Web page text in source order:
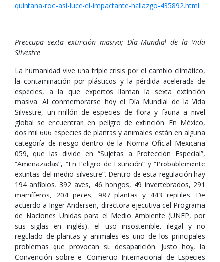
quintana-roo-asi-luce-el-impactante-hallazgo-485892.html
Preocupa sexta extinción masiva; Día Mundial de la Vida
Silvestre
La humanidad vive una triple crisis por el cambio climático,
la contaminación por plásticos y la pérdida acelerada de
especies, a la que expertos llaman la sexta extinción
masiva. Al conmemorarse hoy el Día Mundial de la Vida
Silvestre, un millón de especies de flora y fauna a nivel
global se encuentran en peligro de extinción. En México,
dos mil 606 especies de plantas y animales están en alguna
categoría de riesgo dentro de la Norma Oficial Mexicana
059, que las divide en “Sujetas a Protección Especial”,
“Amenazadas”, “En Peligro de Extinción” y “Probablemente
extintas del medio silvestre”. Dentro de esta regulación hay
194 anfibios, 392 aves, 46 hongos, 49 invertebrados, 291
mamíferos, 204 peces, 987 plantas y 443 reptiles. De
acuerdo a Inger Andersen, directora ejecutiva del Programa
de Naciones Unidas para el Medio Ambiente (UNEP, por
sus siglas en inglés), el uso insostenible, ilegal y no
regulado de plantas y animales es uno de los principales
problemas que provocan su desaparición. Justo hoy, la
Convención sobre el Comercio Internacional de Especies